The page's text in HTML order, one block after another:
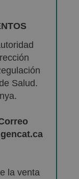
Salud.
la venta